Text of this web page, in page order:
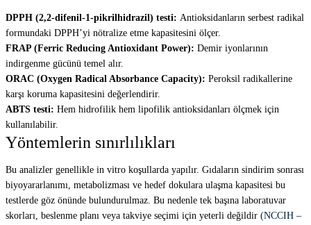
DPPH (2,2-difenil-1-pikrilhidrazil) testi: Antioksidanların serbest radikal
formundaki DPPH’yi nötralize etme kapasitesini ölçer.
FRAP (Ferric Reducing Antioxidant Power): Demir iyonlarının
indirgenme gücünü temel alır.
ORAC (Oxygen Radical Absorbance Capacity): Peroksil radikallerine
karşı koruma kapasitesini değerlendirir.
ABTS testi: Hem hidrofilik hem lipofilik antioksidanları ölçmek için
kullanılabilir.
Yöntemlerin sınırlılıkları
Bu analizler genellikle in vitro koşullarda yapılır. Gıdaların sindirim sonrası
biyoyararlanımı, metabolizması ve hedef dokulara ulaşma kapasitesi bu
testlerde göz önünde bulundurulmaz. Bu nedenle tek başına laboratuvar
skorları, beslenme planı veya takviye seçimi için yeterli değildir (NCCIH –